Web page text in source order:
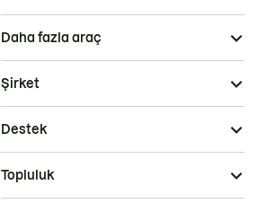
Daha fazla araç
Şirket
Destek
Topluluk